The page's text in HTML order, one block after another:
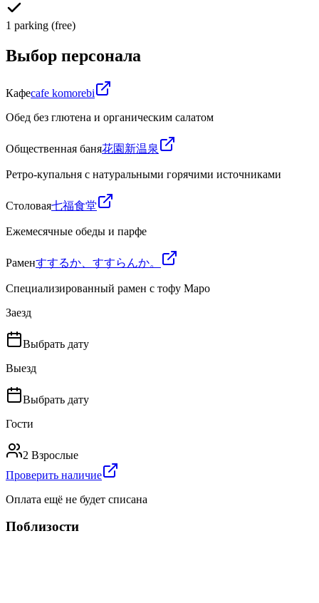
1 parking (free)
Выбор персонала
Кафеcafe komorebi
Обед без глютена и органическим салатом
Общественная баня花園新温泉
Ретро-купальня с натуральными горячими источниками
Столовая七福食堂
Ежемесячные обеды и парфе
Раменすするか、すすらんか。
Специализированный рамен с тофу Маpo
Заезд
Выбрать дату
Выезд
Выбрать дату
Гости
2 Взрослые
Проверить наличие
Оплата ещё не будет списана
Поблизости